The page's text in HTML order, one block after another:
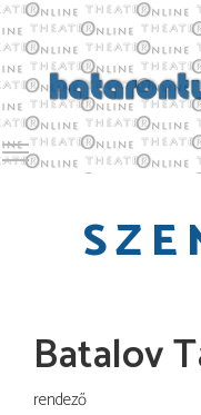
Toggle main menu
Batalov
rendező